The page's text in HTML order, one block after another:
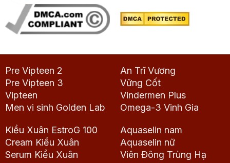
Pre Vipteen 2
Pre Vipteen 3
Vipteen
Men vi sinh Golden Lab
An Trĩ Vương
Vững Cốt
Vindermen Plus
Omega-3 Vinh Gia
Kiều Xuân EstroG 100
Cream Kiều Xuân
Serum Kiều Xuân
Aquaselin nam
Aquaselin nữ
Viên Đông Trùng Hạ